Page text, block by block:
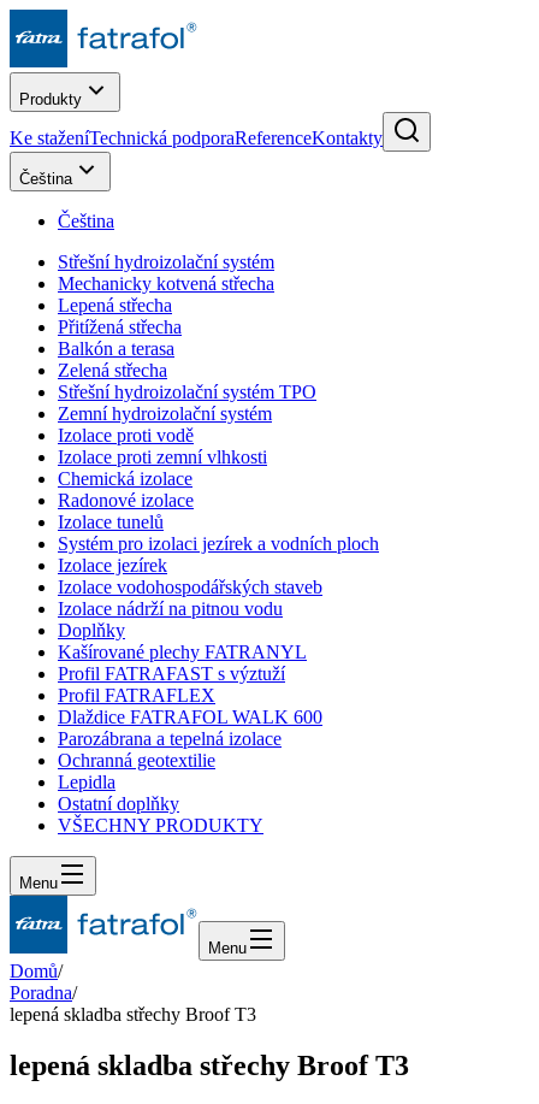
Produkty
Ke staženíTechnická podporaReferenceKontakty
Čeština
Čeština
Střešní hydroizolační systém
Mechanicky kotvená střecha
Lepená střecha
Přitížená střecha
Balkón a terasa
Zelená střecha
Střešní hydroizolační systém TPO
Zemní hydroizolační systém
Izolace proti vodě
Izolace proti zemní vlhkosti
Chemická izolace
Radonové izolace
Izolace tunelů
Systém pro izolaci jezírek a vodních ploch
Izolace jezírek
Izolace vodohospodářských staveb
Izolace nádrží na pitnou vodu
Doplňky
Kašírované plechy FATRANYL
Profil FATRAFAST s výztuží
Profil FATRAFLEX
Dlaždice FATRAFOL WALK 600
Parozábrana a tepelná izolace
Ochranná geotextilie
Lepidla
Ostatní doplňky
VŠECHNY PRODUKTY
Menu
Menu
Domů/
Poradna/
lepená skladba střechy Broof T3
lepená skladba střechy Broof T3